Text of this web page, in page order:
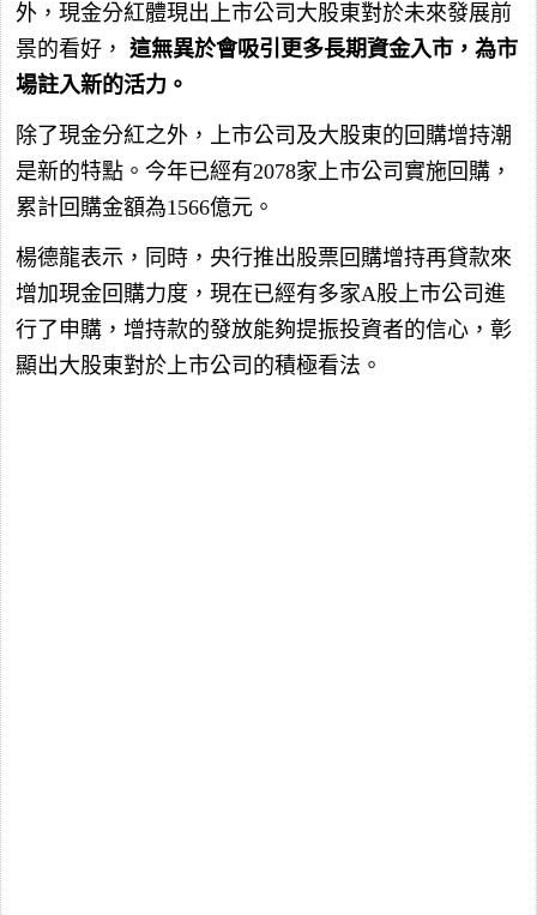
外，現金分紅體現出上市公司大股東對於未來發展前
景的看好， 這無異於會吸引更多長期資金入市，為市
場註入新的活力。
除了現金分紅之外，上市公司及大股東的回購增持潮
是新的特點。今年已經有2078家上市公司實施回購，
累計回購金額為1566億元。
楊德龍表示，同時，央行推出股票回購增持再貸款來
增加現金回購力度，現在已經有多家A股上市公司進
行了申購，增持款的發放能夠提振投資者的信心，彰
顯出大股東對於上市公司的積極看法。